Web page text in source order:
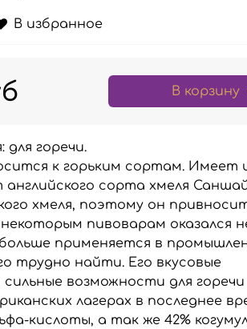
В избранное
В корзину
для горечи.
к горьким сортам. Имеет
английского сорта хмеля
хмеля, поэтому он
пивоварам оказался
применяется в
трудно найти. Его вкусовые
возможности для
лагерах в последнее
кислоты, а так же 42%